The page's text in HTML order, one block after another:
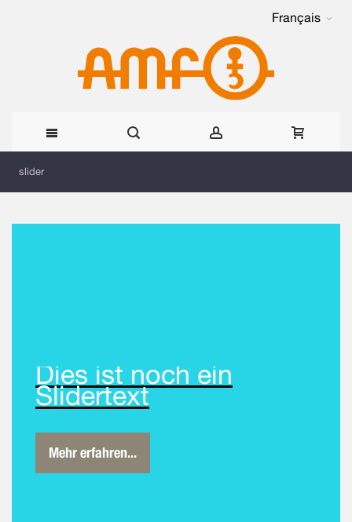
Français
Allez
slider
Dies ist noch ein
Slidertext
Mehr erfahren...